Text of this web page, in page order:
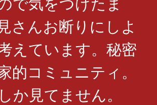
さんお断りにしよ
えています。秘密
的コミュニティ。
か見てません。